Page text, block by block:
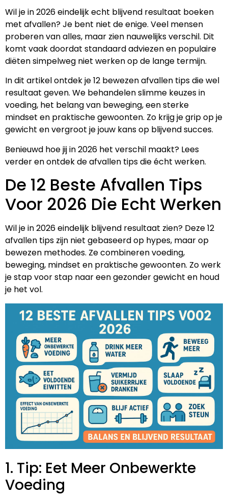
Wil je in 2026 eindelijk echt blijvend resultaat boeken
met afvallen? Je bent niet de enige. Veel mensen
proberen van alles, maar zien nauwelijks verschil. Dit
komt vaak doordat standaard adviezen en populaire
diëten simpelweg niet werken op de lange termijn.
In dit artikel ontdek je 12 bewezen afvallen tips die wel
resultaat geven. We behandelen slimme keuzes in
voeding, het belang van beweging, een sterke
mindset en praktische gewoonten. Zo krijg je grip op je
gewicht en vergroot je jouw kans op blijvend succes.
Benieuwd hoe jij in 2026 het verschil maakt? Lees
verder en ontdek de afvallen tips die écht werken.
De 12 Beste Afvallen Tips
Voor 2026 Die Echt Werken
Wil je in 2026 eindelijk blijvend resultaat zien? Deze 12
afvallen tips zijn niet gebaseerd op hypes, maar op
bewezen methodes. Ze combineren voeding,
beweging, mindset en praktische gewoonten. Zo werk
je stap voor stap naar een gezonder gewicht en houd
je het vol.
1. Tip: Eet Meer Onbewerkte
Voeding